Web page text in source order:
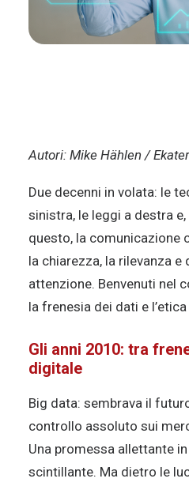
Autori: Mike Hählen /
Due decenni in volata: le
sinistra, le leggi a destra
questo, la comunicazione
la chiarezza, la rilevanza
attenzione. Benvenuti nel
la frenesia dei dati e
Gli anni 2010: tra
digitale
Big data: sembrava il
controllo assoluto sui
Una promessa allettante
scintillante. Ma dietro le